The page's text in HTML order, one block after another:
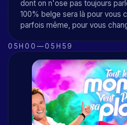
dont on n'ose pas toujours
100% belge sera là pour vous
parfois même, pour vous
05H00 —05H59